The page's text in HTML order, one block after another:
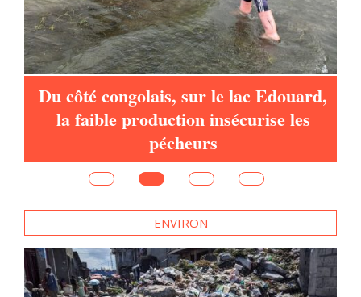
Du côté congolais, sur le lac Edouard,
la faible production insécurise les
pécheurs
ENVIRON